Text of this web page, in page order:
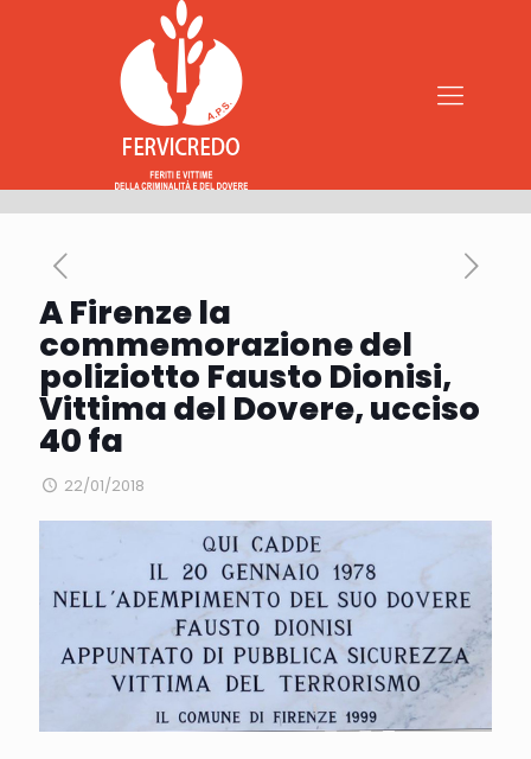
A Firenze la
commemorazione del
poliziotto Fausto Dionisi,
Vittima del Dovere, ucciso
40 fa
22/01/2018